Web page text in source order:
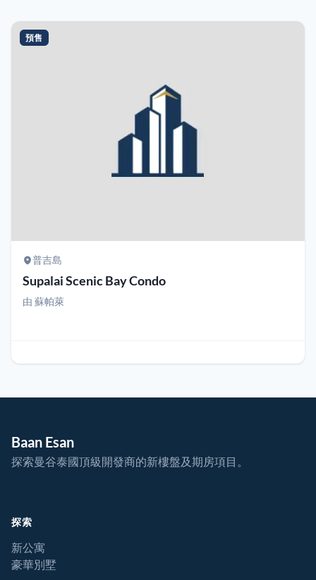
預售
普吉島
Supalai Scenic Bay Condo
由 蘇帕萊
Baan Esan
探索曼谷泰國頂級開發商的新樓盤及期房項目。
探索
新公寓
豪華別墅